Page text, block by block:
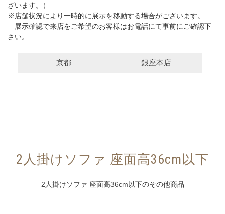
ざいます。）
※店舗状況により一時的に展示を移動する場合がございます。
展示確認で来店をご希望のお客様はお電話にて事前にご確認下
さい。
京都 銀座本店
2人掛けソファ 座面高36cm以下
2人掛けソファ 座面高36cm以下のその他商品